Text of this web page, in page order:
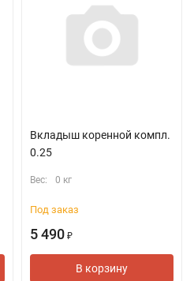
Вкладыш коренной компл.
0.25
Вес: 0 кг
Под заказ
5 490 ₽
В корзину